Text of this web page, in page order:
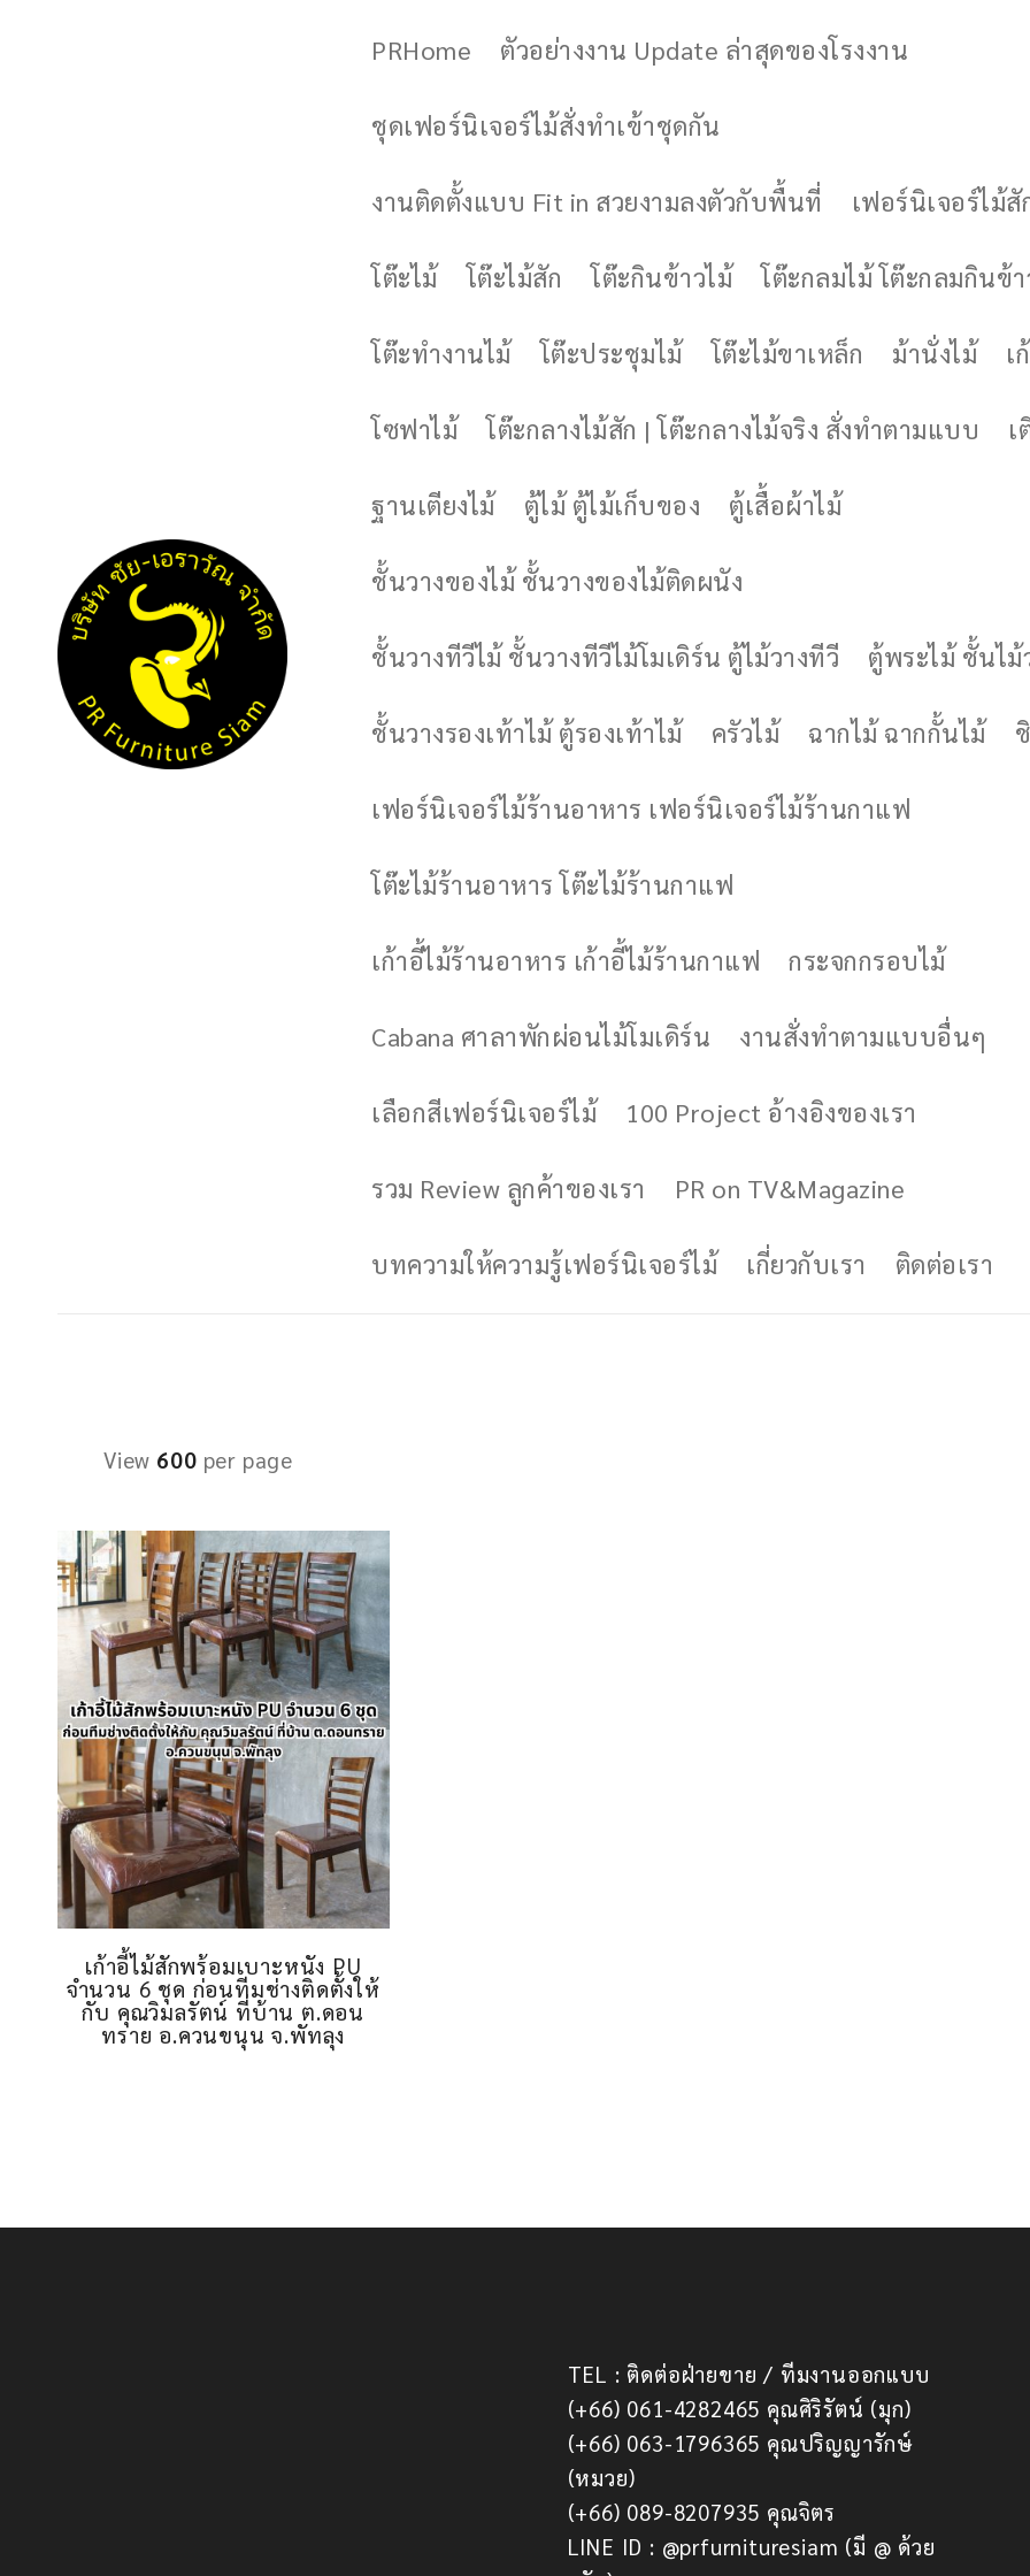
PRHome ตัวอย่างงาน Update ล่าสุดของโรงงาน
ชุดเฟอร์นิเจอร์ไม้สั่งทำเข้าชุดกัน
งานติดตั้งแบบ Fit in สวยงามลงตัวกับพื้นที่ เฟอร์นิเจอร์ไม้สั
โต๊ะไม้ โต๊ะไม้สัก โต๊ะกินข้าวไม้ โต๊ะกลมไม้ โต๊ะกลมกินข้า
โต๊ะทำงานไม้ โต๊ะประชุมไม้ โต๊ะไม้ขาเหล็ก ม้านั่งไม้ เ
โซฟาไม้ โต๊ะกลางไม้สัก | โต๊ะกลางไม้จริง สั่งทำตามแบบ เ
ฐานเตียงไม้ ตู้ไม้ ตู้ไม้เก็บของ ตู้เสื้อผ้าไม้
ชั้นวางของไม้ ชั้นวางของไม้ติดผนัง
ชั้นวางทีวีไม้ ชั้นวางทีวีไม้โมเดิร์น ตู้ไม้วางทีวี ตู้พระไม้ ชั้นไม้
ชั้นวางรองเท้าไม้ ตู้รองเท้าไม้ ครัวไม้ ฉากไม้ ฉากกั้นไม้
เฟอร์นิเจอร์ไม้ร้านอาหาร เฟอร์นิเจอร์ไม้ร้านกาแฟ
โต๊ะไม้ร้านอาหาร โต๊ะไม้ร้านกาแฟ
เก้าอี้ไม้ร้านอาหาร เก้าอี้ไม้ร้านกาแฟ กระจกกรอบไม้
Cabana ศาลาพักผ่อนไม้โมเดิร์น งานสั่งทำตามแบบอื่นๆ
เลือกสีเฟอร์นิเจอร์ไม้ 100 Project อ้างอิงของเรา
รวม Review ลูกค้าของเรา PR on TV&Magazine
บทความให้ความรู้เฟอร์นิเจอร์ไม้ เกี่ยวกับเรา ติดต่อเรา
View 600 per page
เก้าอี้ไม้สักพร้อมเบาะหนัง PU
จำนวน 6 ชุด ก่อนทีมช่างติดตั้งให้
กับ คุณวิมลรัตน์ ที่บ้าน ต.ดอน
ทราย อ.ควนขนุน จ.พัทลุง
TEL : ติดต่อฝ่ายขาย / ทีมงานออกแบบ
(+66) 061-4282465 คุณศิริรัตน์ (มุก)
(+66) 063-1796365 คุณปริญญารักษ์
(หมวย)
(+66) 089-8207935 คุณจิตร
LINE ID : @prfurnituresiam (มี @ ด้วย